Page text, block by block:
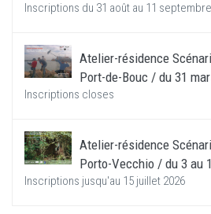
Inscriptions du 31 août au 11
Atelier-résidence
Port-de-Bouc / du 31
Inscriptions closes
Atelier-résidence
Porto-Vecchio / du 3 au
Inscriptions jusqu'au 15 juillet 2026